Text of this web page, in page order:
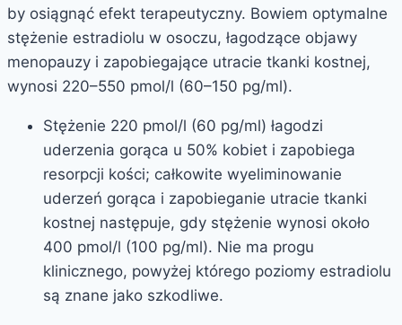
by osiągnąć efekt terapeutyczny. Bowiem optymalne
stężenie estradiolu w osoczu, łagodzące objawy
menopauzy i zapobiegające utracie tkanki kostnej,
wynosi 220–550 pmol/l (60–150 pg/ml).
Stężenie 220 pmol/l (60 pg/ml) łagodzi
uderzenia gorąca u 50% kobiet i zapobiega
resorpcji kości; całkowite wyeliminowanie
uderzeń gorąca i zapobieganie utracie tkanki
kostnej następuje, gdy stężenie wynosi około
400 pmol/l (100 pg/ml). Nie ma progu
klinicznego, powyżej którego poziomy estradiolu
są znane jako szkodliwe.